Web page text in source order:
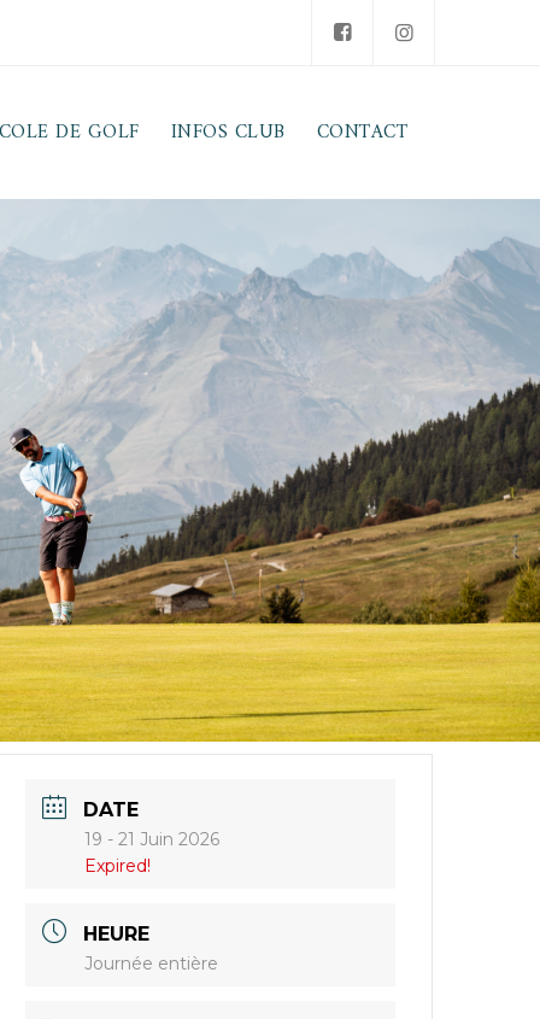
DE GOLF INFOS CLUB CONTACT
DATE
19 - 21 Juin 2026
Expired!
HEURE
Journée entière